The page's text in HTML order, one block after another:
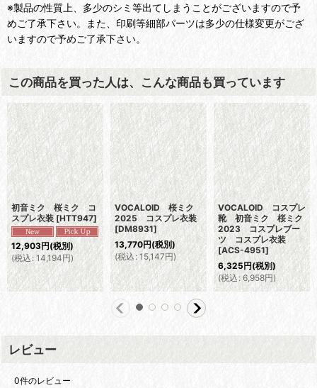
※製品の性質上、多少のシミ等出てしまうことがございますので予
めご了承下さい。また、印刷等細部パーツは多少の仕様変更がござ
いますので予めご了承下さい。
この商品を買った人は、こんな商品も買っています
初音ミク 桜ミク コ
スプレ衣装 [HTT947]
12,903円(税別)
(税込 : 14,194円)
VOCALOID 桜ミク
2025 コスプレ衣装
[DM8931]
13,770円(税別)
(税込 : 15,147円)
VOCALOID コスプレ
靴 初音ミク 桜ミク
2023 コスプレブー
ツ コスプレ衣装
[ACS-4951]
6,325円(税別)
(税込: 6,958円)
レビュー
0件のレビュー